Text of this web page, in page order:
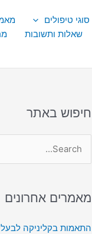
סוגי טיפולים
שאלות ותשובות
חיפוש באתר
rמאמרים אחרונים
התאמות בקליניקה לבעלי